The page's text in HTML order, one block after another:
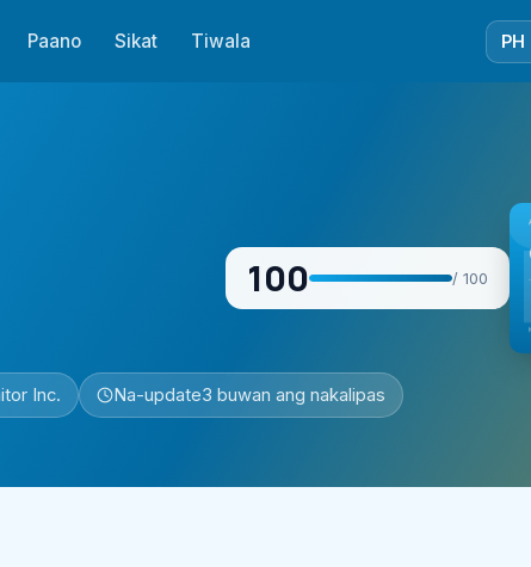
Paano Sikat Tiwala
100 / 100
Inc. Na-update3 buwan ang nakalipas